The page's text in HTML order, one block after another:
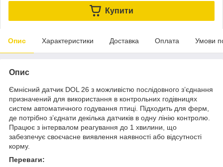
Купити
Опис Характеристики Доставка Оплата Умови
Опис
Ємнісний датчик DOL 26 з можливістю послідовного з’єднання
призначений для використання в контрольних годівницях
систем автоматичного годування птиці. Підходить для ферм,
де потрібно з’єднати декілька датчиків в одну лінію контролю.
Працює з інтервалом реагування до 1 хвилини, що
забезпечує своєчасне виявлення наявності або відсутності
корму.
Переваги: